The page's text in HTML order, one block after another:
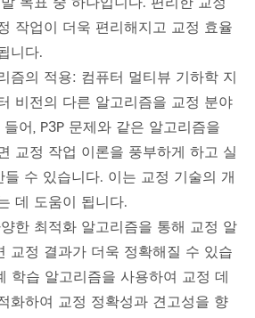
작업이 더욱 편리해지고 교정 효율
니다.
즘의 적용: 컴퓨터 멀티뷰 기하학 지
비전의 다른 알고리즘을 교정 분야
어, P3P 문제와 같은 알고리즘을
교정 작업 이론을 풍부하게 하고 실
수 있습니다. 이는 교정 기술의 개
데 도움이 됩니다.
한 최적화 알고리즘을 통해 교정 알
교정 결과가 더욱 정확해질 수 있습
학습 알고리즘을 사용하여 교정 데
화하여 교정 정확성과 견고성을 향